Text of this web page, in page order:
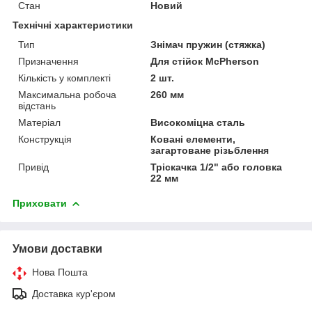
Стан
Новий
Технічні характеристики
Тип
Знімач пружин (стяжка)
Призначення
Для стійок McPherson
Кількість у комплекті
2 шт.
Максимальна робоча
відстань
260 мм
Матеріал
Високоміцна сталь
Конструкція
Ковані елементи,
загартоване різьблення
Привід
Тріскачка 1/2" або головка
22 мм
Приховати
Умови доставки
Нова Пошта
Доставка кур'єром